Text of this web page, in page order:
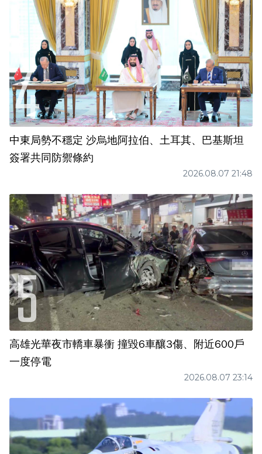
中東局勢不穩定 沙烏地阿拉伯、土耳其、巴基斯坦
簽署共同防禦條約
2026.08.07 21:48
高雄光華夜市轎車暴衝 撞毀6車釀3傷、附近600戶
一度停電
2026.08.07 23:14